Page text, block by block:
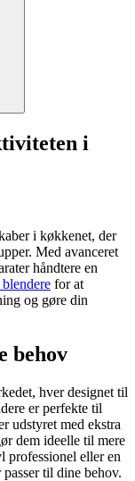
i
i køkkenet, der
Med avanceret
håndtere en
for at
og gøre din
behov
hver designet til
er perfekte til
udstyret med ekstra
dem ideelle til mere
professionel eller en
til dine behov.